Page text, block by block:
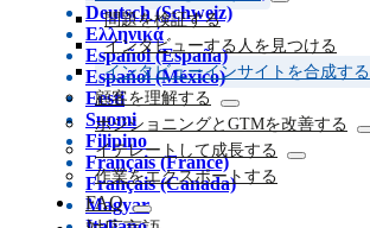
Deutsch (Schweiz)
Ελληνικά
Español (España)
Español (México)
Eesti
Suomi
Filipino
Français (France)
Français (Canada)
Magyar
問題を検証する
インタビューする人を見つける
インタビューインサイトを合成する
顧客を理解する
ポジショニングとGTMを改善する
イテレートして成長する
作業をエクスポートする
FAQ